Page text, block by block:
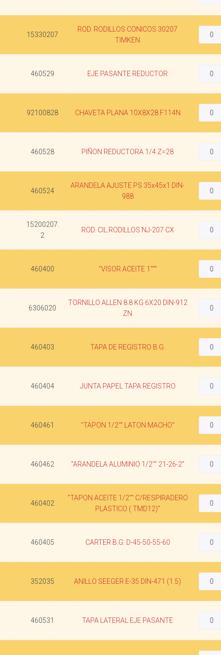
15330207
ROD. RODILLOS CONICOS 30207
TIMKEN
460529 EJE PASANTE REDUCTOR
92100828 CHAVETA PLANA 10X8X28 F114N
460528 PIÑON REDUCTORA 1/4 Z=28
460524
ARANDELA AJUSTE PS 35x45x1 DIN-
988
15200207.
2
ROD. CIL.RODILLOS NJ-207 CX
460400 "VISOR ACEITE 1"""
6306020
TORNILLO ALLEN 8.8 KG 6X20 DIN-912
ZN
460403 TAPA DE REGISTRO B.G.
460404 JUNTA PAPEL TAPA REGISTRO
460461 "TAPON 1/2"" LATON MACHO"
460462 "ARANDELA ALUMINIO 1/2"" 21-26-2"
460402
"TAPON ACEITE 1/2"" C/RESPIRADERO
PLASTICO ( TMD12)"
460405 CARTER B.G. D-45-50-55-60
352035 ANILLO SEEGER E-35 DIN-471 (1.5)
460531 TAPA LATERAL EJE PASANTE